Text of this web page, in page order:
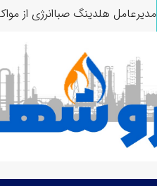
مدیرعامل هلدینگ صباانرژی از